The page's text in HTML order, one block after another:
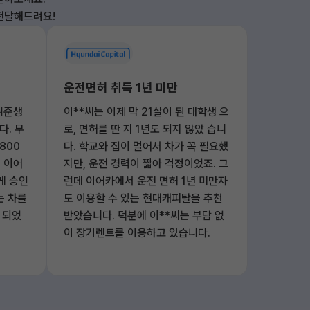
해드려요!
생
. 무
800
어
승인
차를
었
운전면허 취득 1년 미만
이**씨는 이제 막 21살이 된 대학생 으
로, 면허를 딴 지 1년도 되지 않았 습니
다. 학교와 집이 멀어서 차가 꼭 필요했
지만, 운전 경력이 짧아 걱정이었죠. 그
런데 이어카에서 운전 면허 1년 미만자
도 이용할 수 있는 현대캐피탈을 추천
받았습니다. 덕분에 이**씨는 부담 없
이 장기렌트를 이용하고 있습니다.